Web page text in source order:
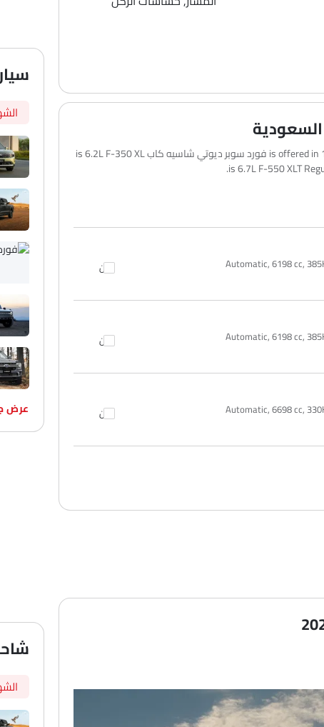
فورد سوبر ديوتي شاسيه كاب 2026 is offered in 12 variants - the base model of فورد سوبر ديوتي شاسيه كاب is 6.2L F-350 XL
Automatic, 6198 cc, قارن
Automatic, 6198 cc, قارن
Automatic, 6698 cc, قارن